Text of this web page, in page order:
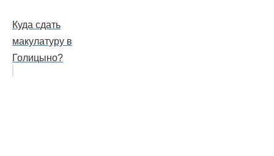
Куда сдать
макулатуру в
Голицыно?